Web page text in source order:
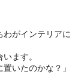
がインテリアに
ます。
いたのかな？」